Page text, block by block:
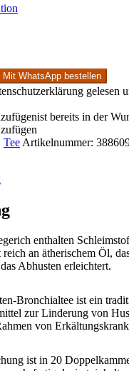
Mit WhatsApp bestellen
gelesen
ist bereits in der
Tee Artikelnummer:
enthalten
an ätherischem Öl,
Abhusten erleichtert.
Bronchialtee ist ein
zur Linderung von
von
ist in 20